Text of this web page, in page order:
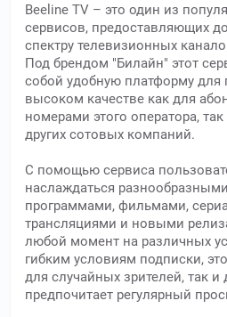
Beeline TV – это один из
сервисов, предоставляющих
спектру телевизионных
Под брендом "Билайн" этот
собой удобную платформу для
высоком качестве как для
номерами этого оператора,
других сотовых компаний.
С помощью сервиса
наслаждаться
программами, фильмами,
трансляциями и новыми
любой момент на различных
гибким условиям подписки,
для случайных зрителей, так и
предпочитает регулярный